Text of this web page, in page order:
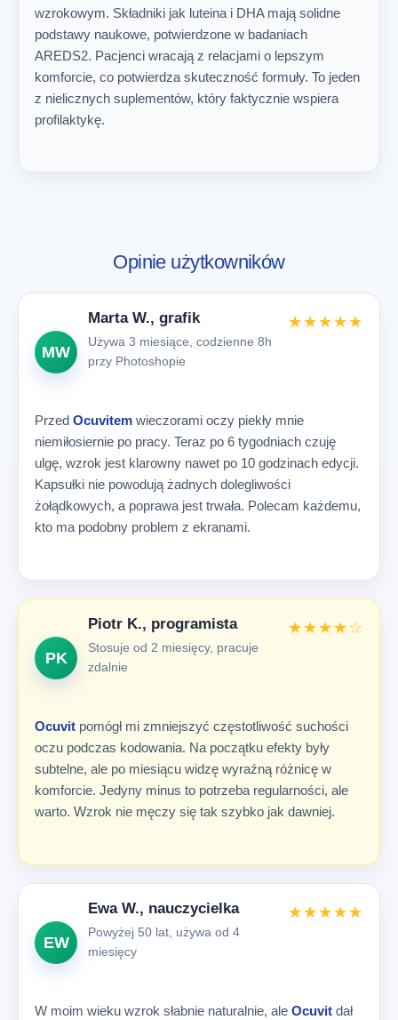
wzrokowym. Składniki jak luteina i DHA mają solidne
podstawy naukowe, potwierdzone w badaniach
AREDS2. Pacjenci wracają z relacjami o lepszym
komforcie, co potwierdza skuteczność formuły. To jeden
z nielicznych suplementów, który faktycznie wspiera
profilaktykę.
Opinie użytkowników
MW
Marta W., grafik
Używa 3 miesiące, codzienne 8h
przy Photoshopie
★★★★★
Przed Ocuvitem wieczorami oczy piekły mnie
niemiłosiernie po pracy. Teraz po 6 tygodniach czuję
ulgę, wzrok jest klarowny nawet po 10 godzinach edycji.
Kapsułki nie powodują żadnych dolegliwości
żołądkowych, a poprawa jest trwała. Polecam każdemu,
kto ma podobny problem z ekranami.
PK
Piotr K., programista
Stosuje od 2 miesięcy, pracuje
zdalnie
★★★★☆
Ocuvit pomógł mi zmniejszyć częstotliwość suchości
oczu podczas kodowania. Na początku efekty były
subtelne, ale po miesiącu widzę wyraźną różnicę w
komforcie. Jedyny minus to potrzeba regularności, ale
warto. Wzrok nie męczy się tak szybko jak dawniej.
EW
Ewa W., nauczycielka
Powyżej 50 lat, używa od 4
miesięcy
★★★★★
W moim wieku wzrok słabnie naturalnie, ale Ocuvit dał